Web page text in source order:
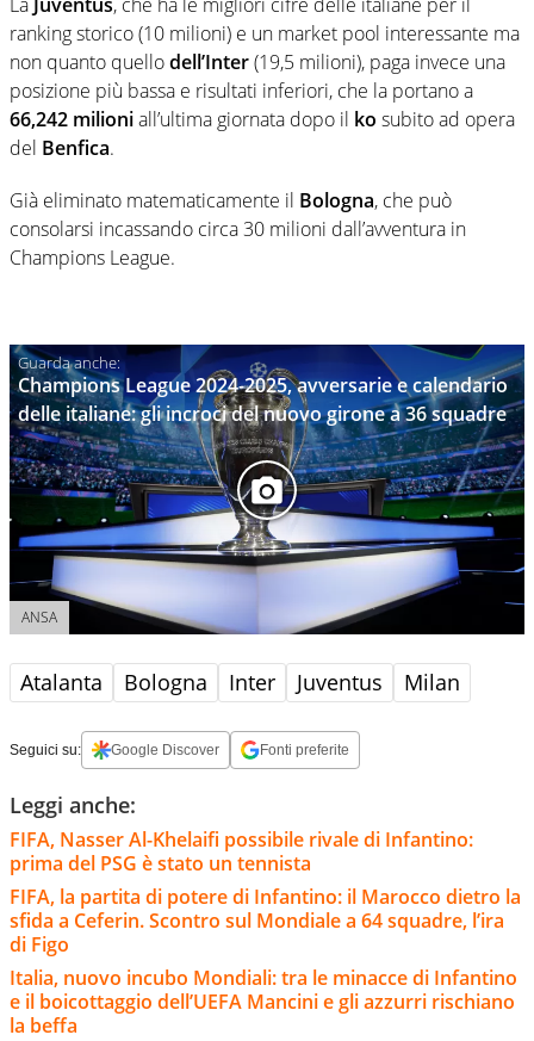
ranking storico (10 milioni) e un market pool interessante ma
non quanto quellodell’Inter(19,5 milioni), paga invece una
posizione più bassa e risultati inferiori, che la portano a
66,242 milioniall’ultima giornata dopo il ko subito ad opera
del Benfica.
Già eliminato matematicamente il Bologna, che può
consolarsi incassando circa 30 milioni dall’avventura in
Champions League.
Champions League 2024-2025, avversarie e calendario
delle italiane: gli incroci del nuovo girone a 36 squadre
ANSA
Atalanta Bologna Inter Juventus Milan
Seguici su: Google Discover Fonti preferite
Leggi anche:
FIFA, Nasser Al-Khelaifi possibile rivale di Infantino:
prima del PSG è stato un tennista
FIFA, la partita di potere di Infantino: il Marocco dietro la
sfida a Ceferin. Scontro sul Mondiale a 64 squadre, l’ira
di Figo
Italia, nuovo incubo Mondiali: tra le minacce di Infantino
e il boicottaggio dell’UEFA Mancini e gli azzurri rischiano
la beffa